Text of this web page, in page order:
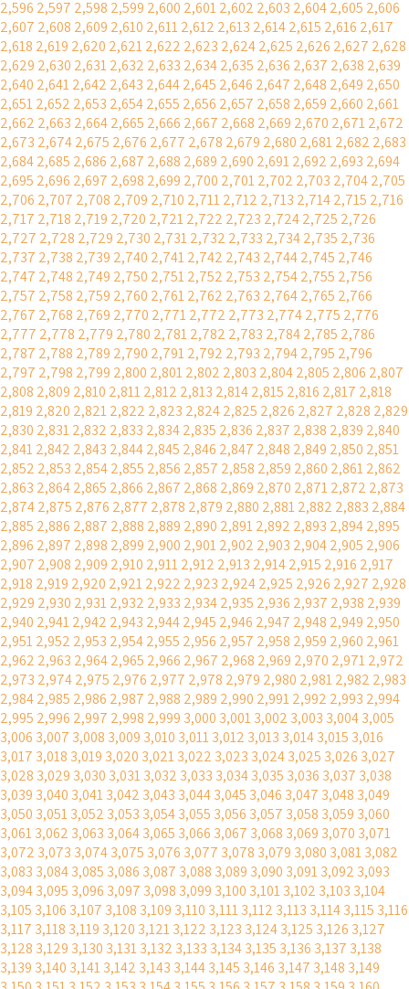
2,596 2,597 2,598 2,599 2,600 2,6012,602 2,603 2,6042,605 2,606
2,607 2,608 2,609 2,610 2,6112,612 2,613 2,6142,615 2,616 2,617
2,618 2,619 2,620 2,6212,622 2,623 2,6242,625 2,626 2,627 2,628
2,629 2,630 2,6312,632 2,633 2,6342,635 2,636 2,637 2,638 2,639
2,640 2,6412,642 2,643 2,6442,645 2,646 2,647 2,648 2,649 2,650
2,6512,652 2,653 2,6542,655 2,656 2,657 2,658 2,659 2,660 2,661
2,662 2,663 2,6642,665 2,666 2,667 2,668 2,669 2,670 2,6712,672
2,673 2,6742,675 2,676 2,677 2,678 2,679 2,680 2,6812,682 2,683
2,6842,685 2,686 2,687 2,688 2,689 2,690 2,6912,692 2,693 2,694
2,695 2,696 2,697 2,698 2,699 2,700 2,7012,702 2,703 2,7042,705
2,706 2,707 2,708 2,709 2,710 2,7112,712 2,713 2,7142,715 2,716
2,717 2,718 2,719 2,720 2,7212,722 2,723 2,7242,725 2,726
2,727 2,728 2,729 2,730 2,7312,732 2,733 2,7342,735 2,736
2,737 2,738 2,739 2,740 2,7412,742 2,743 2,7442,745 2,746
2,747 2,748 2,749 2,750 2,7512,752 2,753 2,7542,755 2,756
2,757 2,758 2,759 2,760 2,7612,762 2,763 2,7642,765 2,766
2,767 2,768 2,769 2,770 2,7712,772 2,773 2,7742,775 2,776
2,777 2,778 2,779 2,780 2,7812,782 2,783 2,7842,785 2,786
2,787 2,788 2,789 2,790 2,7912,792 2,793 2,7942,795 2,796
2,797 2,798 2,799 2,800 2,8012,802 2,803 2,8042,805 2,806 2,807
2,808 2,809 2,810 2,8112,812 2,813 2,8142,815 2,816 2,817 2,818
2,819 2,820 2,8212,822 2,823 2,8242,825 2,826 2,827 2,828 2,829
2,830 2,8312,832 2,833 2,8342,835 2,836 2,837 2,838 2,839 2,840
2,8412,842 2,843 2,8442,845 2,846 2,847 2,848 2,849 2,850 2,851
2,852 2,853 2,8542,855 2,856 2,857 2,858 2,859 2,860 2,8612,862
2,863 2,8642,865 2,866 2,867 2,868 2,869 2,870 2,8712,872 2,873
2,8742,875 2,876 2,877 2,878 2,879 2,880 2,8812,882 2,883 2,884
2,885 2,886 2,887 2,888 2,889 2,890 2,8912,892 2,893 2,8942,895
2,896 2,897 2,898 2,899 2,900 2,9012,902 2,903 2,9042,905 2,906
2,907 2,908 2,909 2,910 2,9112,912 2,913 2,9142,915 2,916 2,917
2,918 2,919 2,920 2,9212,922 2,923 2,9242,925 2,926 2,927 2,928
2,929 2,930 2,9312,932 2,933 2,9342,935 2,936 2,937 2,938 2,939
2,940 2,9412,942 2,943 2,9442,945 2,946 2,947 2,948 2,949 2,950
2,9512,952 2,953 2,9542,955 2,956 2,957 2,958 2,959 2,960 2,961
2,962 2,963 2,9642,965 2,966 2,967 2,968 2,969 2,970 2,9712,972
2,973 2,9742,975 2,976 2,977 2,978 2,979 2,980 2,9812,982 2,983
2,9842,985 2,986 2,987 2,988 2,989 2,990 2,9912,992 2,993 2,994
2,995 2,996 2,997 2,998 2,999 3,000 3,0013,002 3,003 3,0043,005
3,006 3,007 3,008 3,009 3,010 3,0113,012 3,013 3,0143,015 3,016
3,017 3,018 3,019 3,020 3,0213,022 3,023 3,0243,025 3,026 3,027
3,028 3,029 3,030 3,0313,032 3,033 3,0343,035 3,036 3,037 3,038
3,039 3,040 3,0413,042 3,043 3,0443,045 3,046 3,047 3,048 3,049
3,050 3,0513,052 3,053 3,0543,055 3,056 3,057 3,058 3,059 3,060
3,0613,062 3,063 3,0643,065 3,066 3,067 3,068 3,069 3,070 3,071
3,072 3,073 3,0743,075 3,076 3,077 3,078 3,079 3,080 3,0813,082
3,083 3,0843,085 3,086 3,087 3,088 3,089 3,090 3,0913,092 3,093
3,0943,095 3,096 3,097 3,098 3,099 3,100 3,1013,102 3,103 3,104
3,105 3,106 3,107 3,108 3,109 3,110 3,1113,112 3,113 3,1143,115 3,116
3,117 3,118 3,119 3,120 3,1213,122 3,123 3,1243,125 3,126 3,127
3,128 3,129 3,130 3,1313,132 3,133 3,1343,135 3,136 3,137 3,138
3,139 3,140 3,1413,142 3,143 3,1443,145 3,146 3,147 3,148 3,149